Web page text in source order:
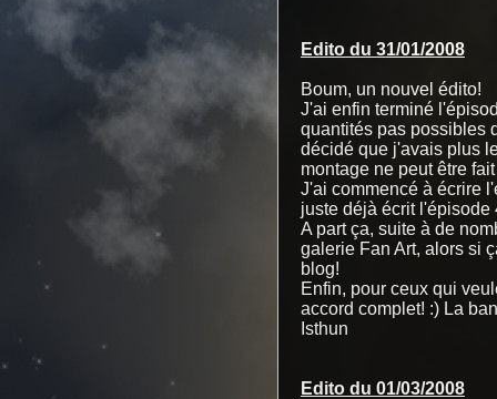
Edito du 31/01/2008
Boum, un nouvel édito!
J'ai enfin terminé
quantités pas possibles
décidé que j'avais plus
montage ne peut être
J'ai commencé à écrire
juste déjà écrit l'épisode
A part ça, suite à de
galerie Fan Art, alors si
blog!
Enfin, pour ceux qui
accord complet! :) La
Isthun
Edito du 01/03/2008